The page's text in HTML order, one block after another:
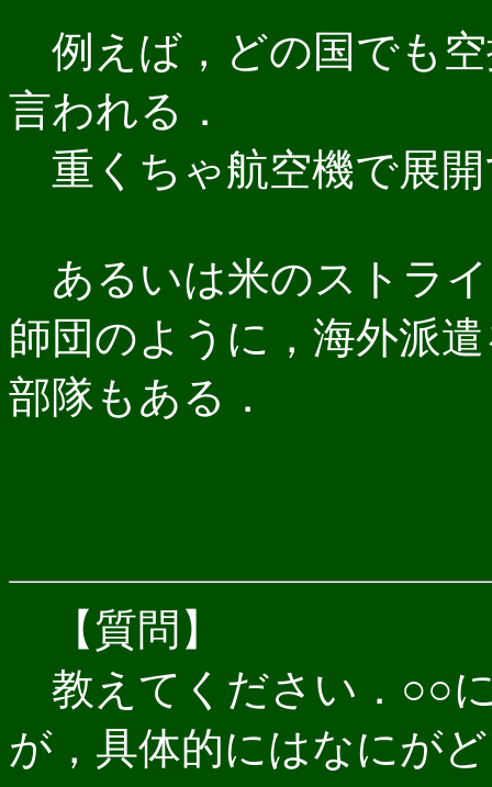
例えば，どの国でも
言われる．
重くちゃ航空機で展
あるいは米のストラ
師団のように，海外派
部隊もある．
【質問】
教えてください．○○
が，具体的にはなにが